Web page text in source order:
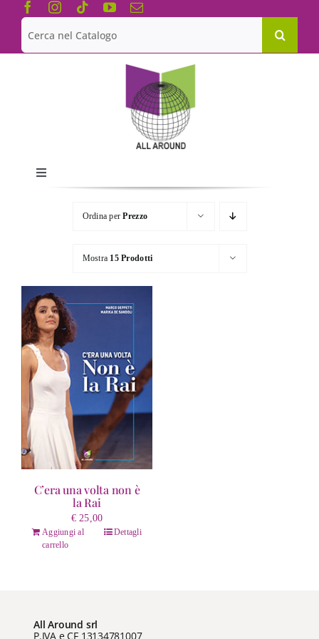
Salta
contenuto
Cerca
per:
Toggle
Navigation
Chi siamo
Le Collane
Catalogo
Ordina perPrezzo
Mostra 15 Prodotti
C’era una volta non è
la Rai
€25,00
Aggiungi al
carrello
Dettagli
All Around srl
P.IVA e CF 13134781007